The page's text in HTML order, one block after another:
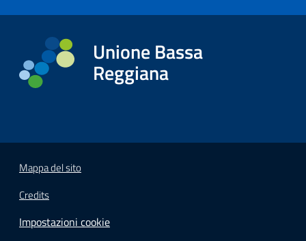
Unione Bassa
Reggiana
Mappa del sito
Credits
Impostazioni cookie